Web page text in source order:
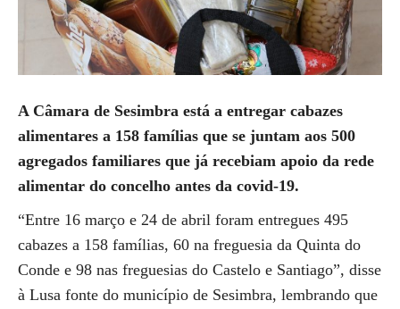
A Câmara de Sesimbra está a entregar cabazes
alimentares a 158 famílias que se juntam aos 500
agregados familiares que já recebiam apoio da rede
alimentar do concelho antes da covid-19.
“Entre 16 março e 24 de abril foram entregues 495
cabazes a 158 famílias, 60 na freguesia da Quinta do
Conde e 98 nas freguesias do Castelo e Santiago”, disse
à Lusa fonte do município de Sesimbra, lembrando que